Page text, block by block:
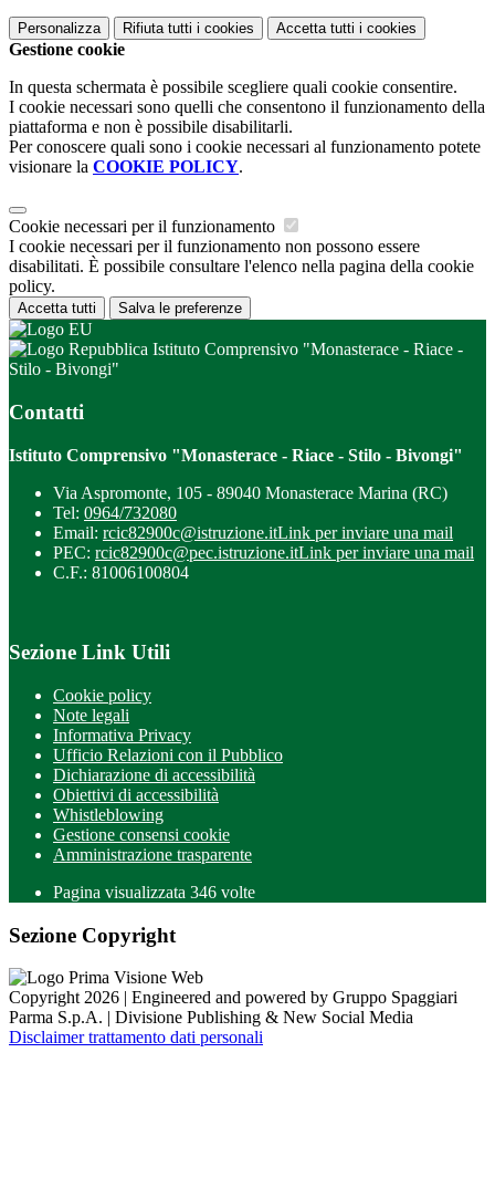
Personalizza Rifiuta tutti i cookies Accetta tutti i cookies
Gestione cookie
In questa schermata è possibile scegliere quali cookie consentire.
I cookie necessari sono quelli che consentono il funzionamento della
piattaforma e non è possibile disabilitarli.
Per conoscere quali sono i cookie necessari al funzionamento potete
visionare la COOKIE POLICY.
Cookie necessari per il funzionamento
I cookie necessari per il funzionamento non possono essere
disabilitati. È possibile consultare l'elenco nella pagina della cookie
policy.
Accetta tutti Salva le preferenze
Istituto Comprensivo "Monasterace - Riace -
Stilo - Bivongi"
Contatti
Istituto Comprensivo "Monasterace - Riace - Stilo - Bivongi"
Via Aspromonte, 105 - 89040 Monasterace Marina (RC)
Tel: 0964/732080
Email: rcic82900c@istruzione.itLink per inviare una mail
PEC: rcic82900c@pec.istruzione.itLink per inviare una mail
C.F.: 81006100804
Sezione Link Utili
Cookie policy
Note legali
Informativa Privacy
Ufficio Relazioni con il Pubblico
Dichiarazione di accessibilità
Obiettivi di accessibilità
Whistleblowing
Gestione consensi cookie
Amministrazione trasparente
Pagina visualizzata 346 volte
Sezione Copyright
Copyright 2026 | Engineered and powered by Gruppo Spaggiari
Parma S.p.A. | Divisione Publishing & New Social Media
Disclaimer trattamento dati personali